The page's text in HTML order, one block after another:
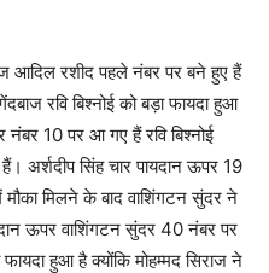
आदिल रशीद पहले नंबर पर बने हुए हैं
रवि बिश्नोई को बड़ा फायदा हुआ
नंबर 10 पर आ गए हैं रवि बिश्नोई
अर्शदीप सिंह चार पायदान ऊपर 19
मिलने के बाद वाशिंगटन सुंदर ने
ऊपर वाशिंगटन सुंदर 40 नंबर पर
हुआ है क्योंकि मोहम्मद सिराज ने